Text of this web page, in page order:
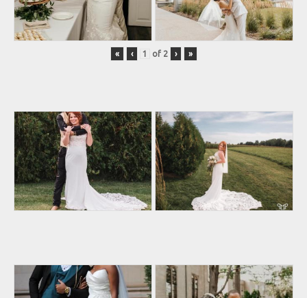
« ‹ of 2 › »